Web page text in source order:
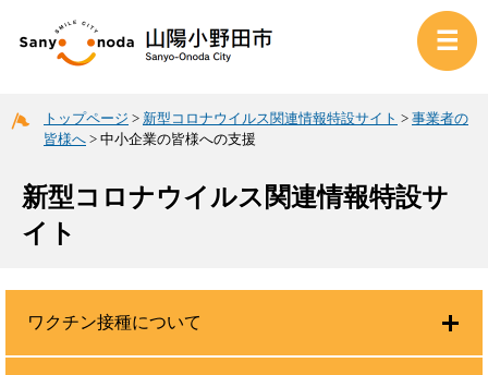
トップページ > 新型コロナウイルス関連情報特設サイト > 事業者の
皆様へ > 中小企業の皆様への支援
新型コロナウイルス関連情報特設サ
イト
ワクチン接種について